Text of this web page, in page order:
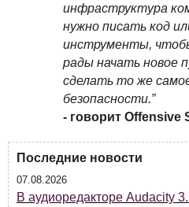
инфраструктура
нужно писать код
инструменты,
рады начать новое
сделать то же
безопасности.”
- говорит Offensive
Последние новости
07.08.2026
В аудиоредакторе Audacity